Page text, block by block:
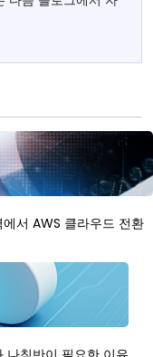
서 AWS 클라우드 전환